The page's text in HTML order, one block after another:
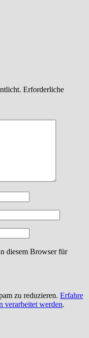
Erforderliche
diesem Browser für
zu reduzieren. Erfahre
verarbeitet werden.